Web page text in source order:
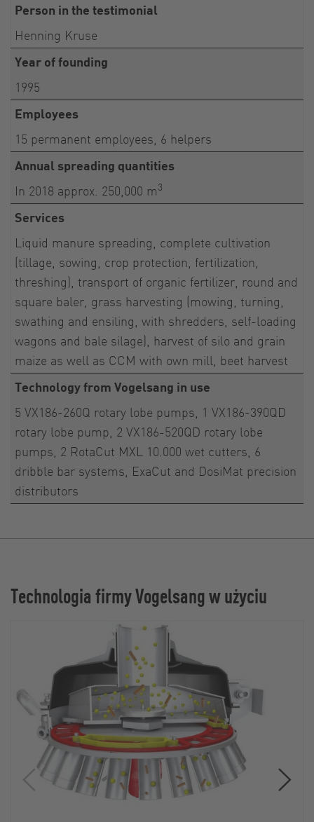
Person in the testimonial
Henning Kruse
Year of founding
1995
Employees
15 permanent employees, 6 helpers
Annual spreading quantities
In 2018 approx. 250,000 m3
Services
Liquid manure spreading, complete cultivation
(tillage, sowing, crop protection, fertilization,
threshing), transport of organic fertilizer, round and
square baler, grass harvesting (mowing, turning,
swathing and ensiling, with shredders, self-loading
wagons and bale silage), harvest of silo and grain
maize as well as CCM with own mill, beet harvest
Technology from Vogelsang in use
5 VX186-260Q rotary lobe pumps, 1 VX186-390QD
rotary lobe pump, 2 VX186-520QD rotary lobe
pumps, 2 RotaCut MXL 10.000 wet cutters, 6
dribble bar systems, ExaCut and DosiMat precision
distributors
Technologia firmy Vogelsang w użyciu